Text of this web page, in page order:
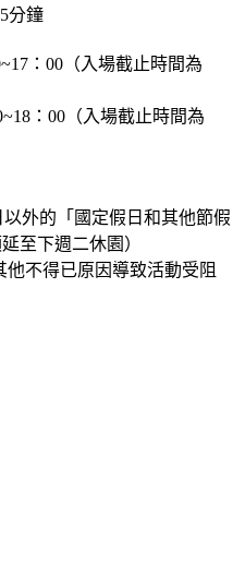
分鐘
：00（入場截止時間為
：00（入場截止時間為
外的「國定假日和其他節假
至下週二休園）
他不得已原因導致活動受阻